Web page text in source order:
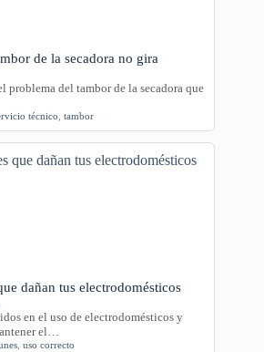
de la secadora no gira
problema del tambor de la secadora que
técnico tambor
dañan tus electrodomésticos
en el uso de electrodomésticos y
el…
uso correcto